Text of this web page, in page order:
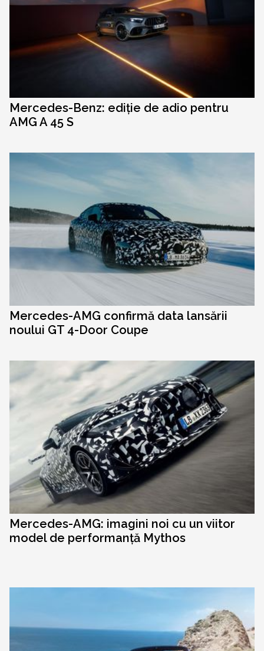
Mercedes-Benz: ediție de adio pentru
AMG A 45 S
Mercedes-AMG confirmă data lansării
noului GT 4-Door Coupe
Mercedes-AMG: imagini noi cu un viitor
model de performanță Mythos